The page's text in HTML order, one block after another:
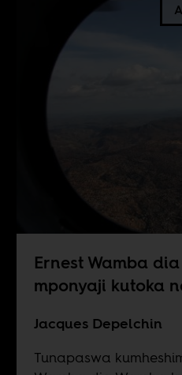
Ernest Wamba
mponyaji kutoka
Jacques Depelchin
Tunapaswa